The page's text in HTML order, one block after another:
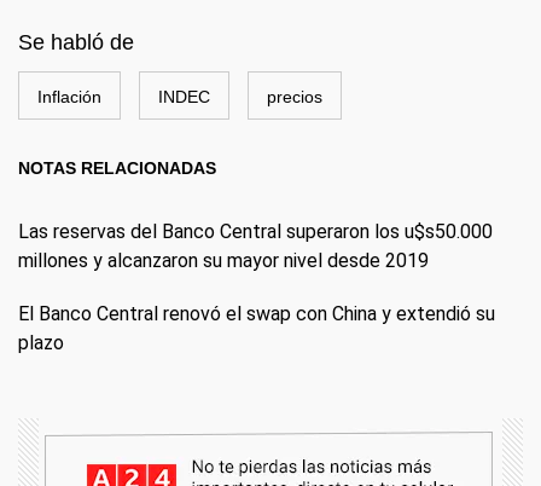
Se habló de
Inflación INDEC precios
NOTAS RELACIONADAS
Las reservas del Banco Central superaron los u$s50.000
millones y alcanzaron su mayor nivel desde 2019
El Banco Central renovó el swap con China y extendió su
plazo